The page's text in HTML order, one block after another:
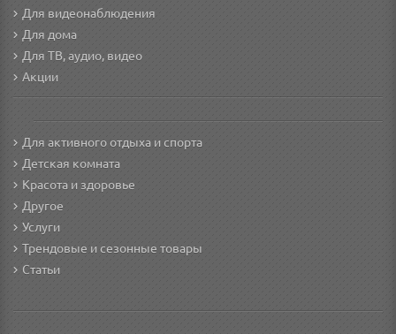
Для видеонаблюдения
Для дома
Для ТВ, аудио, видео
Акции
Для активного отдыха и спорта
Детская комната
Красота и здоровье
Другое
Услуги
Трендовые и сезонные товары
Статьи